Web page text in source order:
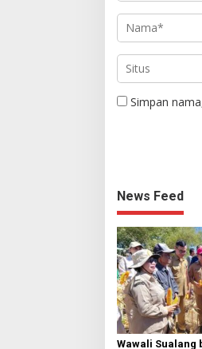
Simpan
News Feed
Wawali Sualang